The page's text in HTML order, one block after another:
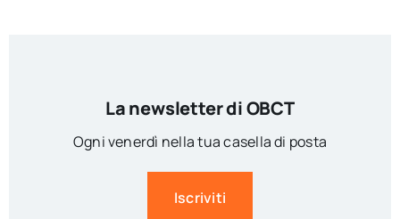
La newsletter di OBCT
Ogni venerdì nella tua casella di posta
Iscriviti